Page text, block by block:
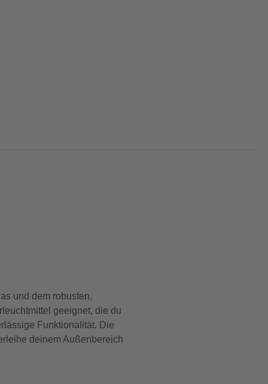
und dem robusten,
geeignet, die du
Funktionalität. Die
deinem Außenbereich